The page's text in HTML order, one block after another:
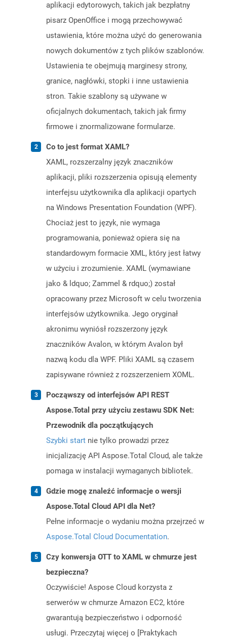
aplikacji edytorowych, takich jak bezpłatny
pisarz OpenOffice i mogą przechowywać
ustawienia, które można użyć do generowania
nowych dokumentów z tych plików szablonów.
Ustawienia te obejmują marginesy strony,
granice, nagłówki, stopki i inne ustawienia
stron. Takie szablony są używane w
oficjalnych dokumentach, takich jak firmy
firmowe i znormalizowane formularze.
Co to jest format XAML?
XAML, rozszerzalny język znaczników
aplikacji, pliki rozszerzenia opisują elementy
interfejsu użytkownika dla aplikacji opartych
na Windows Presentation Foundation (WPF).
Chociaż jest to język, nie wymaga
programowania, ponieważ opiera się na
standardowym formacie XML, który jest łatwy
w użyciu i zrozumienie. XAML (wymawiane
jako & ldquo; Zammel & rdquo;) został
opracowany przez Microsoft w celu tworzenia
interfejsów użytkownika. Jego oryginał
akronimu wyniósł rozszerzony język
znaczników Avalon, w którym Avalon był
nazwą kodu dla WPF. Pliki XAML są czasem
zapisywane również z rozszerzeniem XOML.
Począwszy od interfejsów API REST
Aspose.Total przy użyciu zestawu SDK Net:
Przewodnik dla początkujących
Szybki start nie tylko prowadzi przez
inicjalizację API Aspose.Total Cloud, ale także
pomaga w instalacji wymaganych bibliotek.
Gdzie mogę znaleźć informacje o wersji
Aspose.Total Cloud API dla Net?
Pełne informacje o wydaniu można przejrzeć w
Aspose.Total Cloud Documentation.
Czy konwersja OTT to XAML w chmurze jest
bezpieczna?
Oczywiście! Aspose Cloud korzysta z
serwerów w chmurze Amazon EC2, które
gwarantują bezpieczeństwo i odporność
usługi. Przeczytaj więcej o [Praktykach